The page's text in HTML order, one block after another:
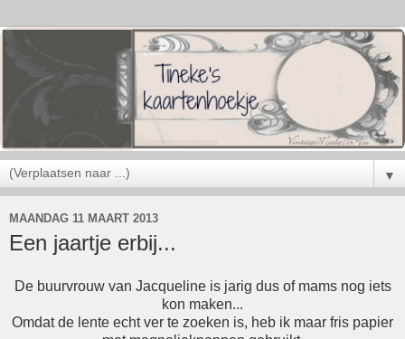
▼
MAANDAG 11 MAART 2013
Een jaartje erbij...
De buurvrouw van Jacqueline is jarig dus of mams nog iets
kon maken...
Omdat de lente echt ver te zoeken is, heb ik maar fris papier